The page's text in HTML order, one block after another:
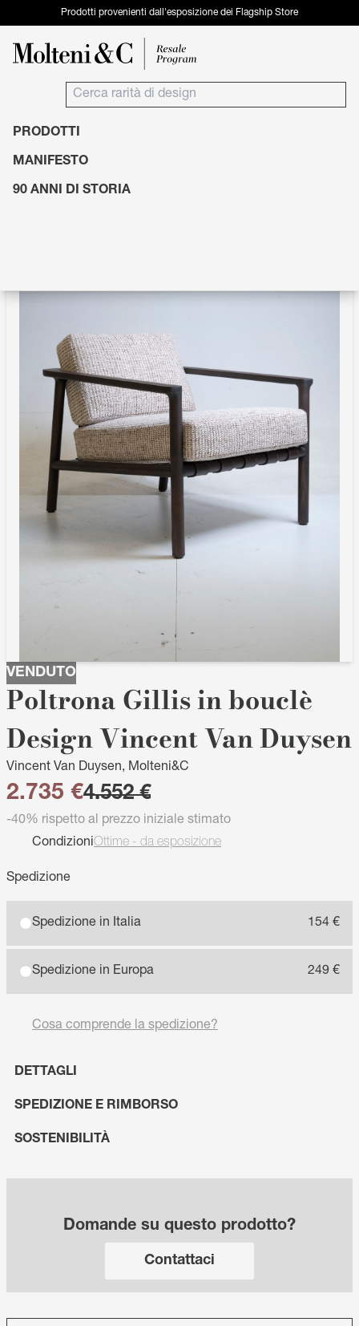
Prodotti provenienti dall'esposizione dei Flagship Store
PRODOTTI
MANIFESTO
90 ANNI DI STORIA
Prodotti
VENDUTO
Poltrona Gillis in bouclè
Design Vincent Van Duysen
Vincent Van Duysen, Molteni&C
2.735 €4.552 €
-40% rispetto al prezzo iniziale stimato
CondizioniOttime - da esposizione
Spedizione
Spedizione in Italia 154 €
Spedizione in Europa 249 €
Cosa comprende la spedizione?
DETTAGLI
SPEDIZIONE E RIMBORSO
SOSTENIBILITÀ
Domande su questo prodotto?
Contattaci